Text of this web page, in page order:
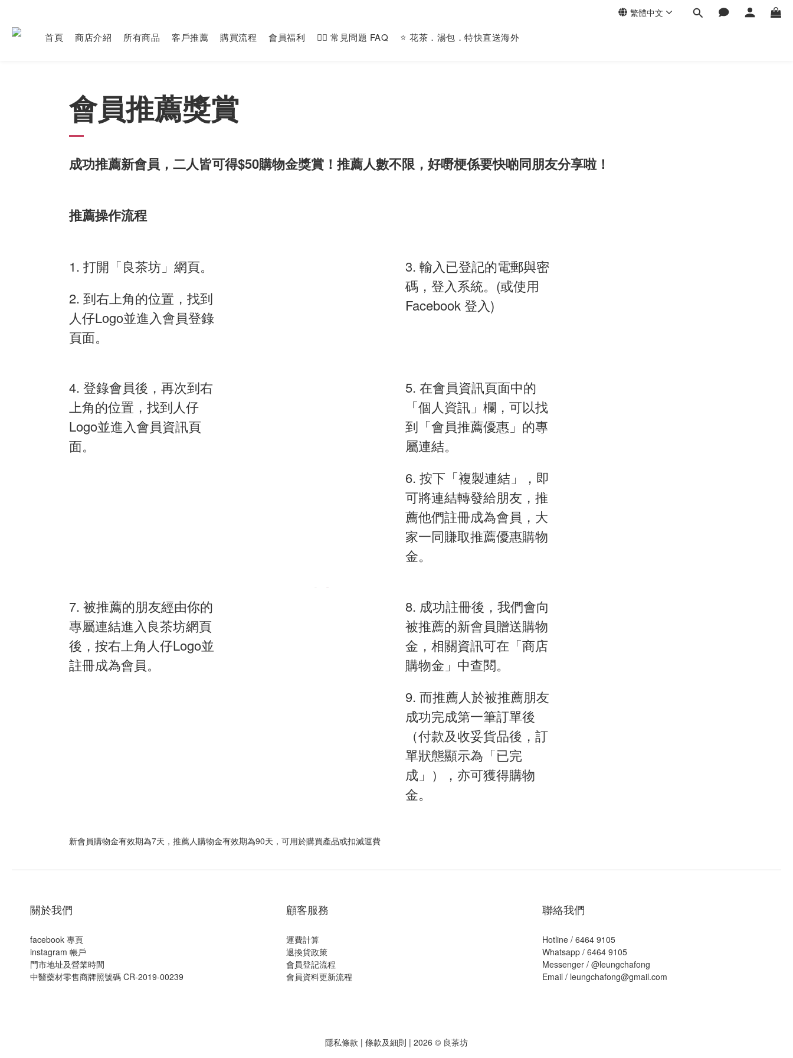
繁體中文
首頁 商店介紹 所有商品 客戶推薦 購買流程 會員福利 🙋‍♀️ 常見問題 FAQ ⭐️ 花茶．湯包．特快直送海外
會員推薦獎賞
成功推薦新會員，二人皆可得$50購物金獎賞！推薦人數不限，好嘢梗係要快啲同朋友分享啦！
推薦操作流程
1. 打開「良茶坊」網頁。
2. 到右上角的位置，找到
人仔Logo並進入會員登錄
頁面。
3. 輸入已登記的電郵與密
碼，登入系統。(或使用
Facebook 登入)
4. 登錄會員後，再次到右
上角的位置，找到人仔
Logo並進入會員資訊頁
面。
5. 在會員資訊頁面中的
「個人資訊」欄，可以找
到「會員推薦優惠」的專
屬連結。
6. 按下「複製連結」，即
可將連結轉發給朋友，推
薦他們註冊成為會員，大
家一同賺取推薦優惠購物
金。
7. 被推薦的朋友經由你的
專屬連結進入良茶坊網頁
後，按右上角人仔Logo並
註冊成為會員。
8. 成功註冊後，我們會向
被推薦的新會員贈送購物
金，相關資訊可在「商店
購物金」中查閱。
9. 而推薦人於被推薦朋友
成功完成第一筆訂單後
（付款及收妥貨品後，訂
單狀態顯示為「已完
成」），亦可獲得購物
金。
新會員購物金有效期為7天，推薦人購物金有效期為90天，可用於購買產品或扣減運費
關於我們
facebook 專頁
instagram 帳戶
門市地址及營業時間
中醫藥材零售商牌照號碼 CR-2019-00239
顧客服務
運費計算
退換貨政策
會員登記流程
會員資料更新流程
聯絡我們
Hotline / 6464 9105
Whatsapp / 6464 9105
Messenger / @leungchafong
Email / leungchafong@gmail.com
隱私條款 | 條款及細則 | 2026 © 良茶坊